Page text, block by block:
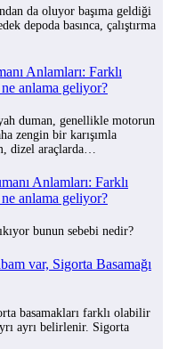
da oluyor başıma geldiği
depoda basınca, çalıştırma
Anlamları: Farklı
anlama geliyor?
duman, genellikle motorun
zengin bir karışımla
dizel araçlarda…
Anlamları: Farklı
anlama geliyor?
bunun sebebi nedir?
var, Sigorta Basamağı
basamakları farklı olabilir
ayrı belirlenir. Sigorta